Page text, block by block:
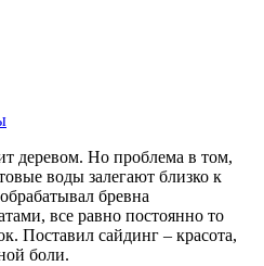
деревом. Но проблема в том,
воды залегают близко к
бревна
все равно постоянно то
Поставил сайдинг – красота,
боли.